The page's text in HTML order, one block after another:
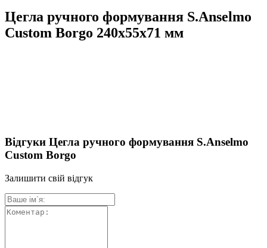
Цегла ручного формування S.Anselmo
Custom Borgo 240х55х71 мм
Відгуки Цегла ручного формування S.Anselmo
Custom Borgo
Залишити свій відгук